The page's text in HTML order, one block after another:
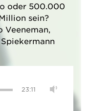
oder 500.000
sein?
Veeneman,
23:11